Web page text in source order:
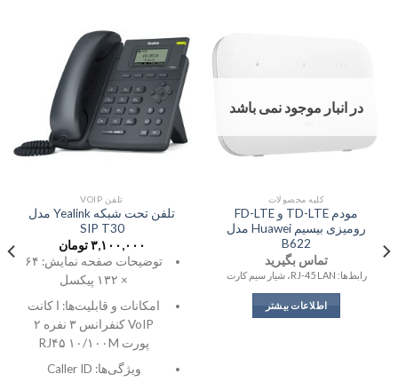
در انبار موجود نمی باشد
کلیه محصولات
مودم TD-LTE و FD-LTE
رومیزی بیسیم Huawei مدل
B622
تماس بگیرید
رابط‌ها: RJ-45 LAN، شیار سیم کارت
اطلاعات بیشتر
تلفن VOIP
تلفن تحت شبکه Yealink مدل
SIP T30
۳,۱۰۰,۰۰۰ تومان
توضیحات صفحه نمایش: ۶۴
× ۱۳۲ پیکسل
امکانات و قابلیت‌ها: ا کانت
VoIP کنفرانس ۳ نفره ۲
پورت RJ۴۵ ۱۰/۱۰۰M
ویژگی‌ها: Caller ID